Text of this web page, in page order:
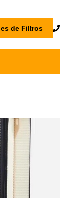
de Filtros